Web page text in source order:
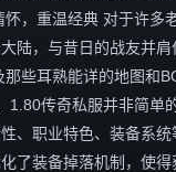
，重温经典 对于许多
陆，与昔日的战友并
些耳熟能详的地图和
传奇私服并非简单
、职业特色、装备系
了装备掉落机制，使